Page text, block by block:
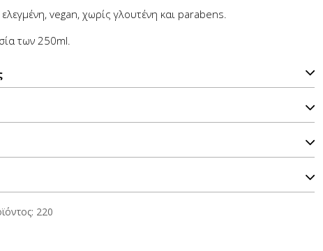
vegan, χωρίς γλουτένη και parabens.
των 250ml.
220